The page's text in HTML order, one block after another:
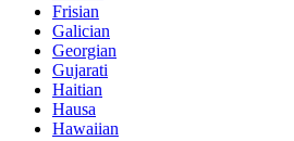
Frisian
Galician
Georgian
Gujarati
Haitian
Hausa
Hawaiian